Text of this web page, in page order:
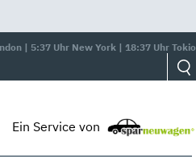
| 5:37 Uhr New York | 18:37 Uhr Tokio
Ein Service von